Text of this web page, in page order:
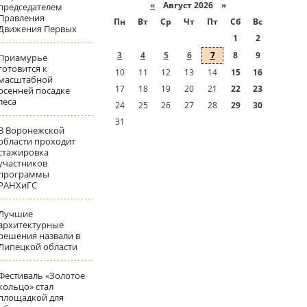
Первых
к
посадке
Воронежской
проходит
назвали в
области
«Золотое
стал
для
« Август 2026 »
Пн
Вт Ср Чт Пт Сб
Вс
1
2
3
4 5 6 7 8
9
10
11 12 13 14 15
16
17
18 19 20 21 22
23
24
25 26 27 28 29
30
31